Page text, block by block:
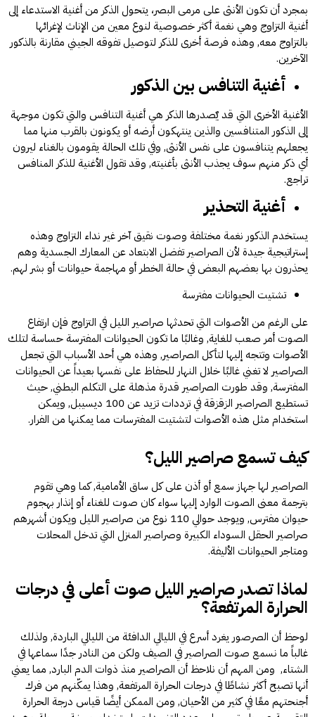
بمجرد أن تكون الأنثى على مرمى البصر، يتحول الذكر من أغنية الاستدعاء إلى
أغنية التزاوج وهي نغمة أكثر خصوصية لنوع معين من الإناث لإغرائها
بالتزاوج معه, وهذه فرصة أخرى للذكر لتوصيل تفوقه الجيني مقارنة بالذكور
الآخرين.
أغنية التنافس بين الذكور
الأغنية الأخرى التي قد يٌصدرها الذكر هي أغنية التنافس والتي تكون موجهة
إلى الذكور المتنافسين والذين ينتهكون أرضه أو يكونون بالقرب منها مما
يجعلهم يتنافسون على نفس الأنثى, وفي تلك الحالة يقومون بالغناء ليرون
أي ذكر منهم سوف يجذب الأنثى بأغنيته, وقد تقول الأغنية للذكر المنافس
تراجع.
أغنية التحذير
يستخدم الذكور نغمة مختلفة وصوت نقيق آخر غير نداء التزاوج وهذه
إستراتيجية جيدة لأن الصراصير تفضل الابتعاد عن المعارك الجسدية وهم
يحذرون بها بعضهم البعض في حالة الخطر أو مهاجمة حيوانات أو بشر لهم.
تشتيت الحيوانات مفترسة
على الرغم من الأصوات التي تحدثها صراصير الليل في التزاوج فإن ارتفاع
الصوت أمر صعب للغاية, وغالبًا ما تكون الحيوانات المفترسة حساسة لتلك
الأصوات وتتجه إليها لتأكل الصراصير, وهذه هي أحد الأسباب التي تجعل
الصراصير لا تغني غالبًا خلال النهار للحفاظ على نفسها بعيداً عن الحيوانات
المفترسة, وقد طورت الصراصير قدرة مذهلة على التكلم البطني, حيث
تستطيع الصراصير الزقزقة في ترددات تزيد عن 100 ديسيبل, ويمكن
استخدام مثل هذه الأصوات لتشتيت المفترسات مما يمكنها من الفرار.
كيف تسمع صراصير الليل؟
الصراصير لها جهاز سمع أو أذن على كل ساق الأمامية, كما وهي تقوم
بترجمة معنى الصوت الوارد إليها سواء كان صوت للغناء أو إنذار بهجوم
حيوان مفترس, ويوجد حوالي 110 نوع من صراصير الليل ويكون أشهرهم
صراصير الحقل السوداء الكبيرة وصراصير المنزل التي تدخل المحلات
ومتاجر الحيوانات الأليفة.
لماذا تصدر صراصير الليل صوت أعلى في درجات
الحرارة المرتفعة؟
لوحظ أن الصرصور يغرد أسرع في الليالي الدافئة من الليالي الباردة, ولذلك
غالباً ما نسمع صوت الصراصير في الصيف ولكن من النادر جدًا سماعها في
الشتاء, ومن المهم أن نلاحظ أن الصراصير منذ ذوات الدم البارد, مما يعني
أنها تصبح أكثر نشاطًا في درجات الحرارة المرتفعة, وهذا يمكّنهم من فرك
أجنحتهم معًا في كثير من الأحيان, ومن الممكن أيضًا قياس درجة الحرارة